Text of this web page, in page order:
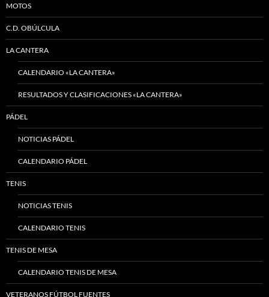
MOTOS
C.D. OBÚLCULA
LA CANTERA
CALENDARIO «LA CANTERA»
RESULTADOS Y CLASIFICACIONES «LA CANTERA»
PÁDEL
NOTICIAS PÁDEL
CALENDARIO PÁDEL
TENIS
NOTICIAS TENIS
CALENDARIO TENIS
TENIS DE MESA
CALENDARIO TENIS DE MESA
VETERANOS FÚTBOL FUENTES